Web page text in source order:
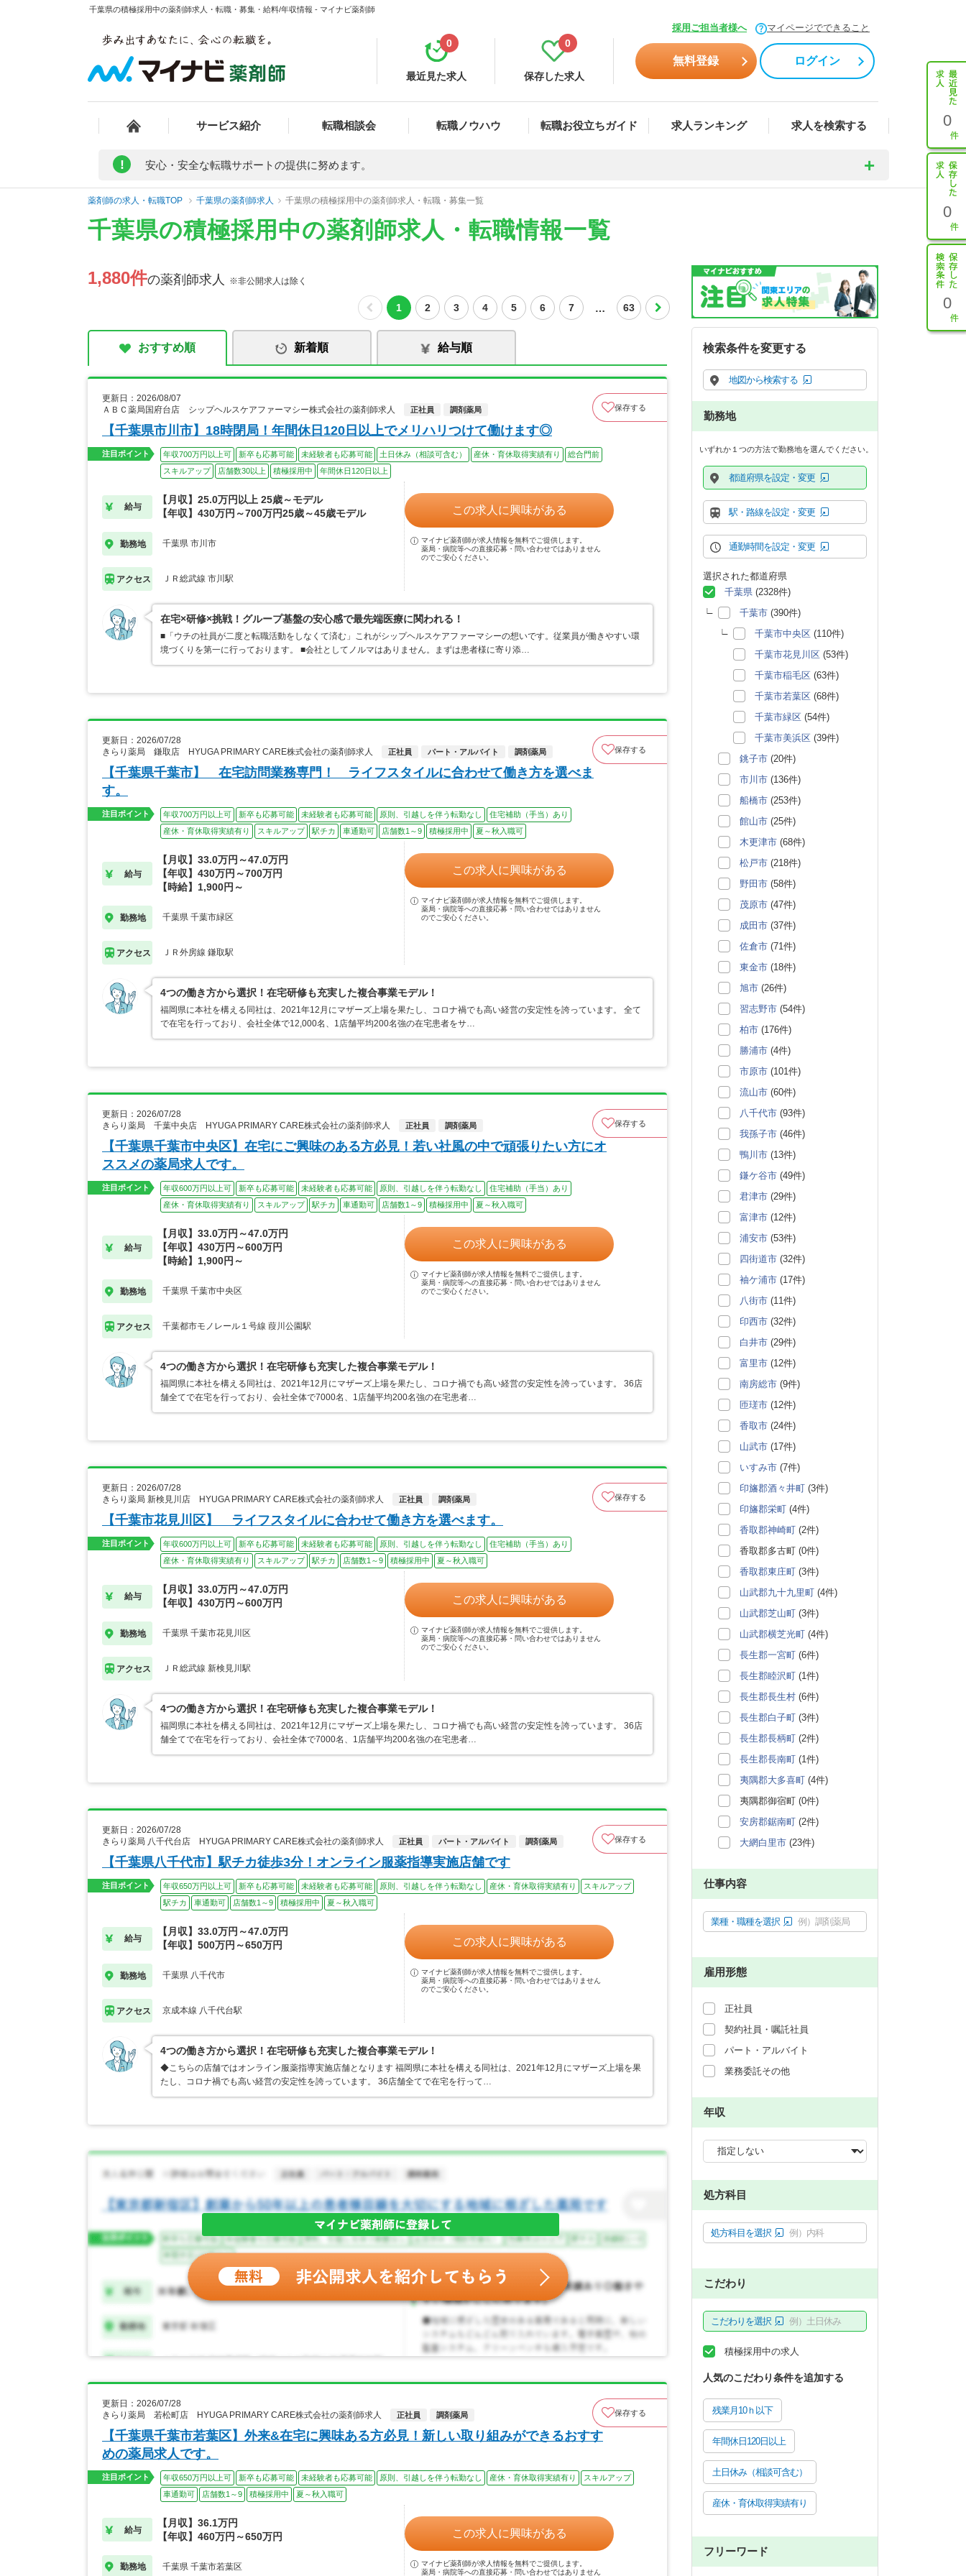
千葉県の積極採用中の薬剤師求人・転職・募集・給料/年収情報 - マイナビ薬剤師
採用ご担当者様へ マイページでできること
最近見た求人
0
保存した求人
0
無料登録 ログイン
サービス紹介 転職相談会 転職ノウハウ 転職お役立ちガイド 求人ランキング 求人を検索する 0
0
0
! 安心・安全な転職サポートの提供に努めます。
薬剤師の求人・転職TOP 千葉県の薬剤師求人 千葉県の積極採用中の薬剤師求人・転職・募集一覧
千葉県の積極採用中の薬剤師求人・転職情報一覧
1,880件の薬剤師求人 ※非公開求人は除く
1 2 3 4 5 6 7 … 63
おすすめ順 新着順 給与順
更新日：2026/08/07
ＡＢＣ薬局国府台店 シップヘルスケアファーマシー株式会社の薬剤師求人
正社員 調剤薬局 保存する
【千葉県市川市】18時閉局！年間休日120日以上でメリハリつけて働けます◎
注目ポイント 年収700万円以上可 新卒も応募可能 未経験者も応募可能 土日休み（相談可含む） 産休・育休取得実績有り
総合門前
スキルアップ
店舗数30以上 積極採用中 年間休日120日以上
給与
【月収】25.0万円以上 25歳～モデル
【年収】430万円～700万円25歳～45歳モデル
勤務地 千葉県 市川市
アクセス ＪＲ総武線 市川駅
この求人に興味がある
マイナビ薬剤師が求人情報を無料でご提供します。
薬局・病院等への直接応募・問い合わせではありません
のでご安心ください。
在宅×研修×挑戦！グループ基盤の安心感で最先端医療に関われる！
■「ウチの社員が二度と転職活動をしなくて済む」これがシップヘルスケアファーマシーの想いです。従業員が働きやすい環
境づくりを第一に行っております。 ■会社としてノルマはありません。まずは患者様に寄り添…
更新日：2026/07/28
きらり薬局 鎌取店 HYUGA PRIMARY CARE株式会社の薬剤師求人
正社員 パート・アルバイト 調剤薬局 保存する
【千葉県千葉市】 在宅訪問業務専門！ ライフスタイルに合わせて働き方を選べま
す。
注目ポイント 年収700万円以上可 新卒も応募可能 未経験者も応募可能 原則、引越しを伴う転勤なし
住宅補助（手当）あり
産休・育休取得実績有り
スキルアップ 駅チカ 車通勤可 店舗数1～9 積極採用中 夏～秋入職可
給与
【月収】33.0万円～47.0万円
【年収】430万円～700万円
【時給】1,900円～
勤務地 千葉県 千葉市緑区
アクセス ＪＲ外房線 鎌取駅
この求人に興味がある
マイナビ薬剤師が求人情報を無料でご提供します。
薬局・病院等への直接応募・問い合わせではありません
のでご安心ください。
4つの働き方から選択！在宅研修も充実した複合事業モデル！
福岡県に本社を構える同社は、2021年12月にマザーズ上場を果たし、コロナ禍でも高い経営の安定性を誇っています。 全て
で在宅を行っており、会社全体で12,000名、1店舗平均200名強の在宅患者をサ…
更新日：2026/07/28
きらり薬局 千葉中央店 HYUGA PRIMARY CARE株式会社の薬剤師求人
正社員 調剤薬局 保存する
【千葉県千葉市中央区】在宅にご興味のある方必見！若い社風の中で頑張りたい方にオ
ススメの薬局求人です。
注目ポイント 年収600万円以上可 新卒も応募可能 未経験者も応募可能 原則、引越しを伴う転勤なし
住宅補助（手当）あり
産休・育休取得実績有り
スキルアップ 駅チカ 車通勤可 店舗数1～9 積極採用中 夏～秋入職可
給与
【月収】33.0万円～47.0万円
【年収】430万円～600万円
【時給】1,900円～
勤務地 千葉県 千葉市中央区
アクセス 千葉都市モノレール１号線 葭川公園駅
この求人に興味がある
マイナビ薬剤師が求人情報を無料でご提供します。
薬局・病院等への直接応募・問い合わせではありません
のでご安心ください。
4つの働き方から選択！在宅研修も充実した複合事業モデル！
福岡県に本社を構える同社は、2021年12月にマザーズ上場を果たし、コロナ禍でも高い経営の安定性を誇っています。 36店
舗全てで在宅を行っており、会社全体で7000名、1店舗平均200名強の在宅患者…
更新日：2026/07/28
きらり薬局 新検見川店 HYUGA PRIMARY CARE株式会社の薬剤師求人
正社員 調剤薬局 保存する
【千葉市花見川区】 ライフスタイルに合わせて働き方を選べます。
注目ポイント 年収600万円以上可 新卒も応募可能 未経験者も応募可能 原則、引越しを伴う転勤なし
住宅補助（手当）あり
産休・育休取得実績有り
スキルアップ 駅チカ 店舗数1～9 積極採用中 夏～秋入職可
給与
【月収】33.0万円～47.0万円
【年収】430万円～600万円
勤務地 千葉県 千葉市花見川区
アクセス ＪＲ総武線 新検見川駅
この求人に興味がある
マイナビ薬剤師が求人情報を無料でご提供します。
薬局・病院等への直接応募・問い合わせではありません
のでご安心ください。
4つの働き方から選択！在宅研修も充実した複合事業モデル！
福岡県に本社を構える同社は、2021年12月にマザーズ上場を果たし、コロナ禍でも高い経営の安定性を誇っています。 36店
舗全てで在宅を行っており、会社全体で7000名、1店舗平均200名強の在宅患者…
更新日：2026/07/28
きらり薬局 八千代台店 HYUGA PRIMARY CARE株式会社の薬剤師求人
正社員 パート・アルバイト 調剤薬局 保存する
【千葉県八千代市】駅チカ徒歩3分！オンライン服薬指導実施店舗です
注目ポイント 年収650万円以上可 新卒も応募可能 未経験者も応募可能 原則、引越しを伴う転勤なし 産休・育休取得実績有り
スキルアップ
駅チカ
車通勤可 店舗数1～9 積極採用中 夏～秋入職可
給与
【月収】33.0万円～47.0万円
【年収】500万円～650万円
勤務地 千葉県 八千代市
アクセス 京成本線 八千代台駅
この求人に興味がある
マイナビ薬剤師が求人情報を無料でご提供します。
薬局・病院等への直接応募・問い合わせではありません
のでご安心ください。
4つの働き方から選択！在宅研修も充実した複合事業モデル！
◆こちらの店舗ではオンライン服薬指導実施店舗となります 福岡県に本社を構える同社は、2021年12月にマザーズ上場を果
たし、コロナ禍でも高い経営の安定性を誇っています。 36店舗全てで在宅を行って…
更新日：2026/07/28
きらり薬局 若松町店 HYUGA PRIMARY CARE株式会社の薬剤師求人
正社員 調剤薬局 保存する
【千葉県千葉市若葉区】外来&在宅に興味ある方必見！新しい取り組みができるおすす
めの薬局求人です。
注目ポイント 年収650万円以上可 新卒も応募可能 未経験者も応募可能 原則、引越しを伴う転勤なし 産休・育休取得実績有り
スキルアップ
車通勤可
店舗数1～9 積極採用中 夏～秋入職可
給与
【月収】36.1万円
【年収】460万円～650万円
勤務地 千葉県 千葉市若葉区
この求人に興味がある
マイナビ薬剤師が求人情報を無料でご提供します。
薬局・病院等への直接応募・問い合わせではありません
検索条件を変更する
地図から検索する
勤務地
いずれか１つの方法で勤務地を選んでください。
都道府県を設定・変更
駅・路線を設定・変更
通勤時間を設定・変更
選択された都道府県
千葉県 (2328件)
千葉市 (390件)
千葉市中央区 (110件)
千葉市花見川区 (53件)
千葉市稲毛区 (63件)
千葉市若葉区 (68件)
千葉市緑区 (54件)
千葉市美浜区 (39件)
銚子市 (20件)
市川市 (136件)
船橋市 (253件)
館山市 (25件)
木更津市 (68件)
松戸市 (218件)
野田市 (58件)
茂原市 (47件)
成田市 (37件)
佐倉市 (71件)
東金市 (18件)
旭市 (26件)
習志野市 (54件)
柏市 (176件)
勝浦市 (4件)
市原市 (101件)
流山市 (60件)
八千代市 (93件)
我孫子市 (46件)
鴨川市 (13件)
鎌ケ谷市 (49件)
君津市 (29件)
富津市 (12件)
浦安市 (53件)
四街道市 (32件)
袖ケ浦市 (17件)
八街市 (11件)
印西市 (32件)
白井市 (29件)
富里市 (12件)
南房総市 (9件)
匝瑳市 (12件)
香取市 (24件)
山武市 (17件)
いすみ市 (7件)
印旛郡酒々井町 (3件)
印旛郡栄町 (4件)
香取郡神崎町 (2件)
香取郡多古町 (0件)
香取郡東庄町 (3件)
山武郡九十九里町 (4件)
山武郡芝山町 (3件)
山武郡横芝光町 (4件)
長生郡一宮町 (6件)
長生郡睦沢町 (1件)
長生郡長生村 (6件)
長生郡白子町 (3件)
長生郡長柄町 (2件)
長生郡長南町 (1件)
夷隅郡大多喜町 (4件)
夷隅郡御宿町 (0件)
安房郡鋸南町 (2件)
大網白里市 (23件)
仕事内容
業種・職種を選択 例）調剤薬局
雇用形態
正社員
契約社員・嘱託社員
パート・アルバイト
業務委託その他
年収
処方科目
処方科目を選択 例）内科
こだわり
こだわりを選択 例）土日休み
積極採用中の求人
人気のこだわり条件を追加する
残業月10ｈ以下
年間休日120日以上
土日休み（相談可含む）
産休・育休取得実績有り
フリーワード